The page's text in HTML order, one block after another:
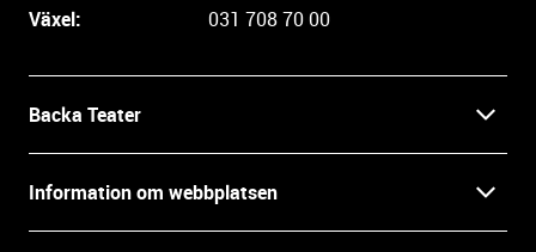
Växel:
031 708 70 00
Backa Teater
Press
Information om webbplatsen